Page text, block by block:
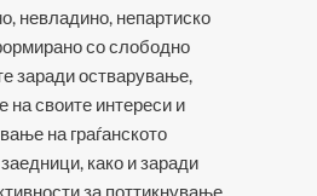
невладино, непартиско
со слободно
заради остварување,
на своите интереси и
на граѓанското
како и заради
за поттикнување